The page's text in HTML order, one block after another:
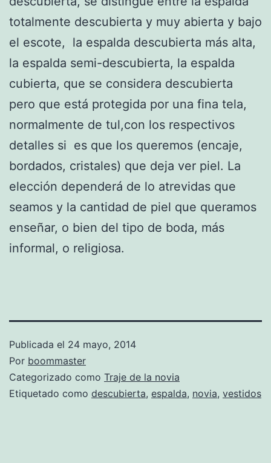
totalmente descubierta y muy abierta y bajo
el escote, la espalda descubierta más alta,
la espalda semi-descubierta, la espalda
cubierta, que se considera descubierta
pero que está protegida por una fina tela,
normalmente de tul,con los respectivos
detalles si es que los queremos (encaje,
bordados, cristales) que deja ver piel. La
elección dependerá de lo atrevidas que
seamos y la cantidad de piel que queramos
enseñar, o bien del tipo de boda, más
informal, o religiosa.
Publicada el 24 mayo, 2014
Por boommaster
Categorizado como Traje de la novia
Etiquetado como descubierta, espalda, novia, vestidos